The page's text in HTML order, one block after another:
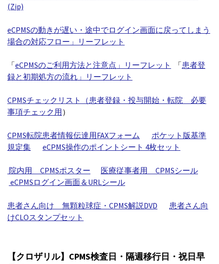
(Zip)
eCPMSの動きが遅い・途中でログイン画面に戻ってしまう
場合の対応フロー」リーフレット
「eCPMSのご利用方法と注意点」リーフレット 「患者登
録と初期処方の流れ」リーフレット
CPMSチェックリスト（患者登録・投与開始・転院 必要
事項チェック用）
CPMS転院患者情報伝達用FAXフォーム
ポケット版基準
規定集
eCPMS操作のポイントシート 4枚セット
院内用 CPMSポスター
医療従事者用 CPMSシール
eCPMSログイン画面＆URLシール
患者さん向け 無顆粒球症・CPMS解説DVD
患者さん向
けCLOスタンプセット
【クロザリル】CPMS検査日・隔週移行日・祝日早